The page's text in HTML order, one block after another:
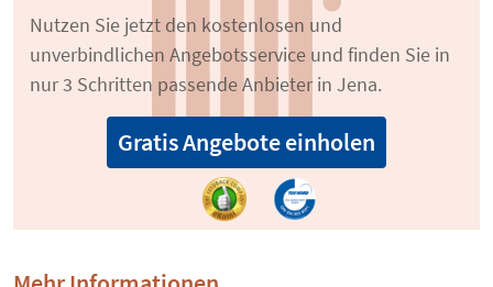
Nutzen Sie jetzt den kostenlosen und
unverbindlichen Angebotsservice und finden Sie in
nur 3 Schritten passende Anbieter in Jena.
Gratis Angebote einholen